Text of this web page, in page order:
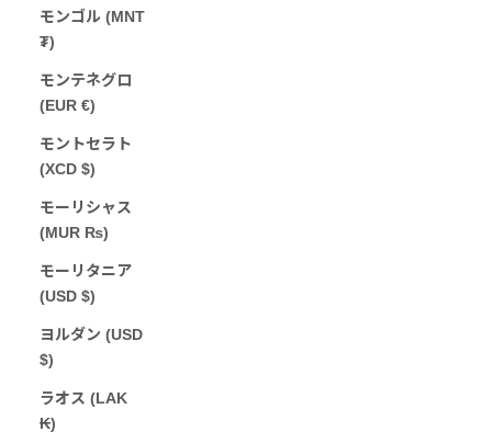
モンゴル (MNT
₮)
モンテネグロ
(EUR €)
モントセラト
(XCD $)
モーリシャス
(MUR ₨)
モーリタニア
(USD $)
ヨルダン (USD
$)
ラオス (LAK
₭)